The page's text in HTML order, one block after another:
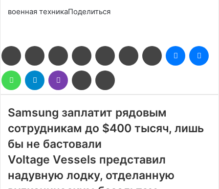
военная техникаПоделиться
FacebookTwitter LinkedIn Pinterest Reddit ВконтактеОдноклассники
Messenger
WhatsAppTelegram Viber
Поделиться
через
электронную
Samsung заплатит рядовым
сотрудникам до $400 тысяч, лишь
бы не бастовали
Voltage Vessels представил
надувную лодку, отделанную